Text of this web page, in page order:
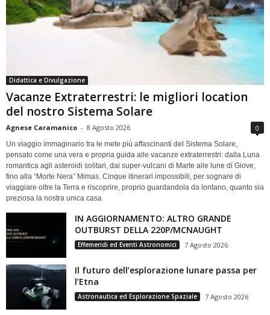
Didattica e Divulgazione
Vacanze Extraterrestri: le migliori location
del nostro Sistema Solare
Agnese Caramanico - 8 Agosto 2026 0
Un viaggio immaginario tra le mete più affascinanti del Sistema Solare,
pensato come una vera e propria guida alle vacanze extraterrestri: dalla Luna
romantica agli asteroidi solitari, dai super-vulcani di Marte alle lune di Giove,
fino alla “Morte Nera” Mimas. Cinque itinerari impossibili, per sognare di
viaggiare oltre la Terra e riscoprire, proprio guardandola da lontano, quanto sia
preziosa la nostra unica casa
IN AGGIORNAMENTO: ALTRO GRANDE
OUTBURST DELLA 220P/MCNAUGHT
Effemeridi ed Eventi Astronomici 7 Agosto 2026
Il futuro dell’esplorazione lunare passa per
l’Etna
Astronautica ed Esplorazione Spaziale 7 Agosto 2026